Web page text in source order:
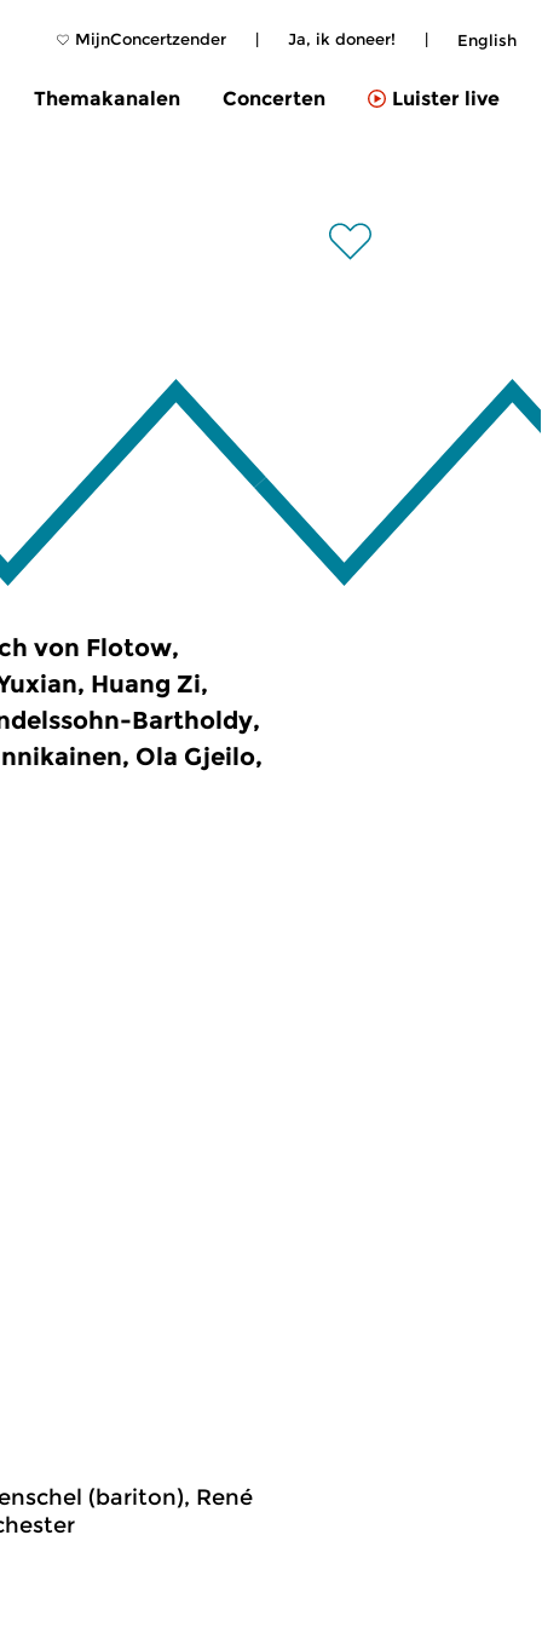
MijnConcertzender | Ja, ik doneer! | English
Themakanalen Concerten Luister live
von Flotow,
Huang Zi,
Bartholdy,
Ola Gjeilo,
(bariton), René